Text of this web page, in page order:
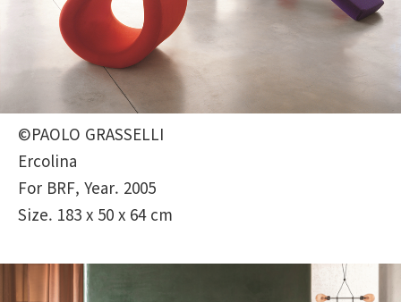
©PAOLO GRASSELLI
Ercolina
For BRF, Year. 2005
Size. 183 x 50 x 64 cm